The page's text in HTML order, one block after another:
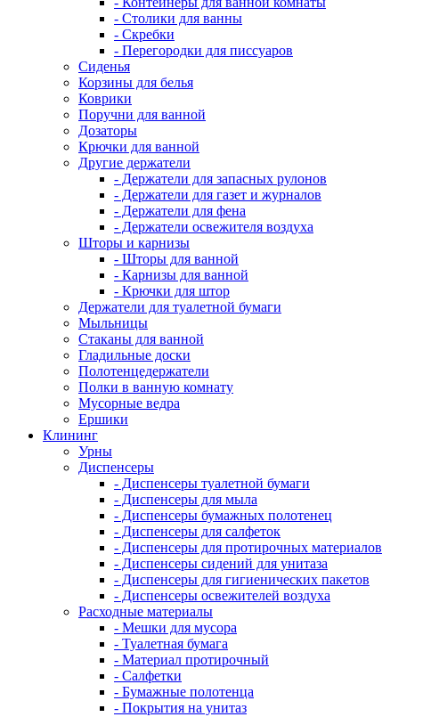
- Столики для ванны
- Скребки
- Перегородки для писсуаров
Сиденья
Корзины для белья
Коврики
Поручни для ванной
Дозаторы
Крючки для ванной
Другие держатели
- Держатели для запасных рулонов
- Держатели для газет и журналов
- Держатели для фена
- Держатели освежителя воздуха
Шторы и карнизы
- Шторы для ванной
- Карнизы для ванной
- Крючки для штор
Держатели для туалетной бумаги
Мыльницы
Стаканы для ванной
Гладильные доски
Полотенцедержатели
Полки в ванную комнату
Мусорные ведра
Ершики
Клининг
Урны
Диспенсеры
- Диспенсеры туалетной бумаги
- Диспенсеры для мыла
- Диспенсеры бумажных полотенец
- Диспенсеры для салфеток
- Диспенсеры для протирочных материалов
- Диспенсеры сидений для унитаза
- Диспенсеры для гигиенических пакетов
- Диспенсеры освежителей воздуха
Расходные материалы
- Мешки для мусора
- Туалетная бумага
- Материал протирочный
- Салфетки
- Бумажные полотенца
- Покрытия на унитаз